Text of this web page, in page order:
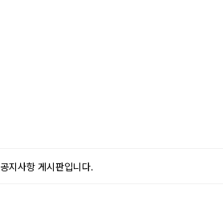
공지사항 게시판입니다.